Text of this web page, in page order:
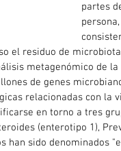
partes
el residuo de
metagenómico de
de genes
relacionadas con la
en torno a tres
(enterotipo 1),
han sido denominados